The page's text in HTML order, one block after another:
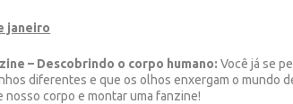
janeiro
– Descobrindo o corpo humano:Você já se
diferentes e que os olhos enxergam o mundo
nosso corpo e montar uma fanzine!